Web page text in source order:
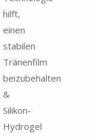
hilft,
einen
stabilen
Tränenfilm
beizubehalten
&
Silikon-
Hydrogel